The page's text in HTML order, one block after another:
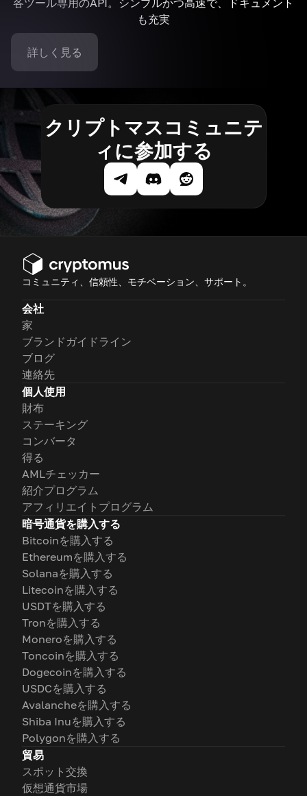
各ツール専用のAPI。シンプルかつ高速で、ドキュメント
も充実
詳しく見る
クリプトマスコミュニテ
ィに参加する
コミュニティ、信頼性、モチベーション、サポート。
会社
家
ブランドガイドライン
ブログ
連絡先
個人使用
財布
ステーキング
コンバータ
得る
AMLチェッカー
紹介プログラム
アフィリエイトプログラム
暗号通貨を購入する
Bitcoinを購入する
Ethereumを購入する
Solanaを購入する
Litecoinを購入する
USDTを購入する
Tronを購入する
Moneroを購入する
Toncoinを購入する
Dogecoinを購入する
USDCを購入する
Avalancheを購入する
Shiba Inuを購入する
Polygonを購入する
貿易
スポット交換
仮想通貨市場